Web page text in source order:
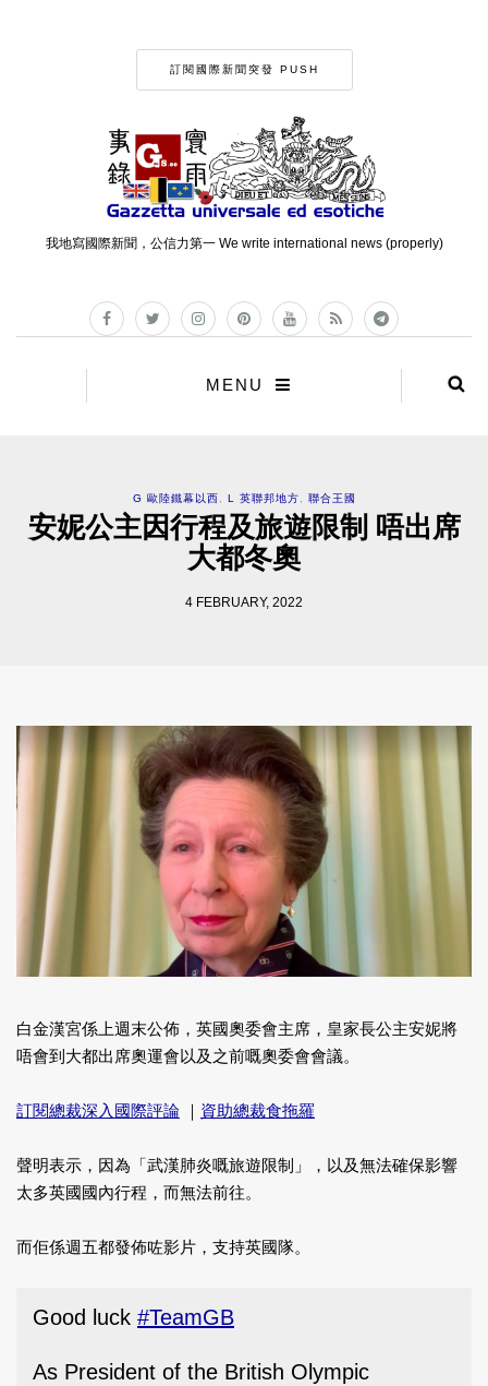
訂閱國際新聞突發 PUSH
我地寫國際新聞，公信力第一 We write international news (properly)
MENU
G 歐陸鐵幕以西 L 英聯邦地方 聯合王國
安妮公主因行程及旅遊限制 唔出席
大都冬奧
4 FEBRUARY, 2022
白金漢宮係上週末公佈，英國奧委會主席，皇家長公主安妮將
唔會到大都出席奧運會以及之前嘅奧委會會議。
訂閱總裁深入國際評論 ｜ 資助總裁食拖羅
聲明表示，因為「武漢肺炎嘅旅遊限制」，以及無法確保影響
太多英國國內行程，而無法前往。
而佢係週五都發佈咗影片，支持英國隊。
Good luck #TeamGB
As President of the British Olympic